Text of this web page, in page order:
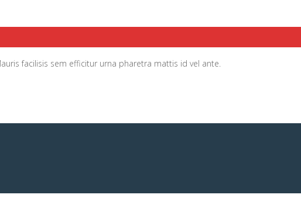
facilisis sem efficitur urna pharetra mattis id vel ante.